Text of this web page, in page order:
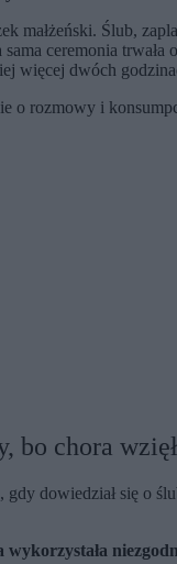
małżeński. Ślub,
ceremonia
więcej dwóch
o rozmowy i
bo chora
gdy dowiedział się o
wykorzystała